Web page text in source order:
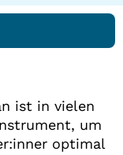
ist in vielen
um
optimal